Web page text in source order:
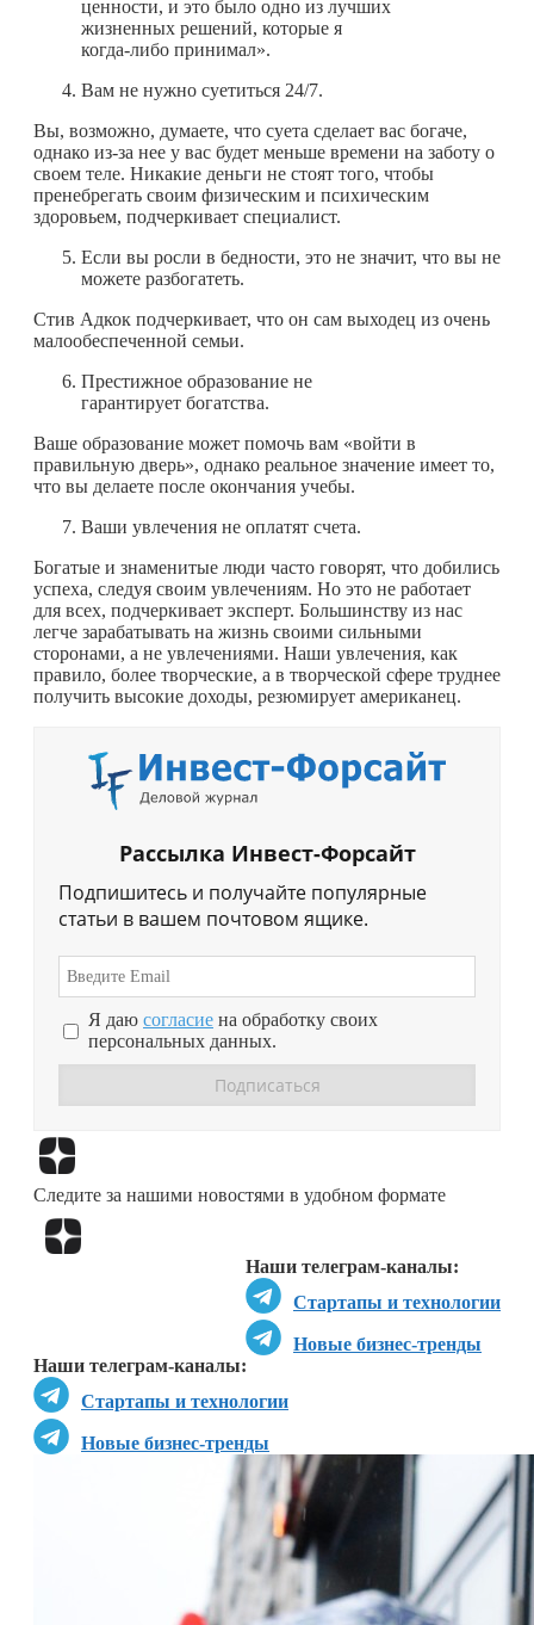
ценности, и это было одно из лучших
жизненных решений, которые я
когда-либо принимал».
Вам не нужно суетиться 24/7.
Вы, возможно, думаете, что суета сделает вас богаче,
однако из-за нее у вас будет меньше времени на заботу о
своем теле. Никакие деньги не стоят того, чтобы
пренебрегать своим физическим и психическим
здоровьем, подчеркивает специалист.
Если вы росли в бедности, это не значит, что вы не
можете разбогатеть.
Стив Адкок подчеркивает, что он сам выходец из очень
малообеспеченной семьи.
Престижное образование не
гарантирует богатства.
Ваше образование может помочь вам «войти в
правильную дверь», однако реальное значение имеет то,
что вы делаете после окончания учебы.
Ваши увлечения не оплатят счета.
Богатые и знаменитые люди часто говорят, что добились
успеха, следуя своим увлечениям. Но это не работает
для всех, подчеркивает эксперт. Большинству из нас
легче зарабатывать на жизнь своими сильными
сторонами, а не увлечениями. Наши увлечения, как
правило, более творческие, а в творческой сфере труднее
получить высокие доходы, резюмирует американец.
Рассылка Инвест-Форсайт
Подпишитесь и получайте популярные
статьи в вашем почтовом ящике.
Я даю согласие на обработку своих
персональных данных.
Следите за нашими новостями в удобном формате
Наши телеграм-каналы:
Стартапы и технологии
Новые бизнес-тренды
Наши телеграм-каналы:
Стартапы и технологии
Новые бизнес-тренды